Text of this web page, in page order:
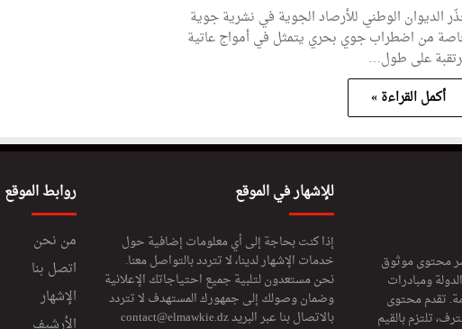
الديوان الوطني للأرصاد الجوية في نشرية جوية
من اضطراب جوي بحري يتمثل في أمواج عاتية
على طول…
أكمل القراءة »
محتوى موثوق
ومبادرات
تقدم محتوى
تلتزم بالقيم
للإشهار في الموقع
إذا كنت بحاجة إلى أي معلومات إضافية حول
خدمات الإشهار لدينا، لا تتردد بالتواصل معنا.
نحن مستعدون لتلبية جميع احتياجاتك الإعلانية
وضمان وصولك إلى جمهورك المستهدف لا تتردد
بالاتصال بنا عبر البريدcontact@elmawkie.dz
روابط الموقع
من نحن
اتصل بنا
الإشهار